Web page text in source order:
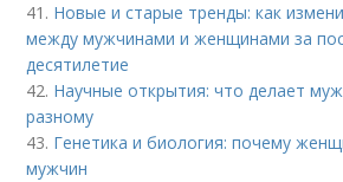
41. Новые и старые тренды: как
между мужчинами и женщинами за
десятилетие
42. Научные открытия: что делает
разному
43. Генетика и биология: почему
мужчин